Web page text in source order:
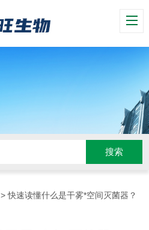
> 快速读懂什么是干雾*空间灭菌器？